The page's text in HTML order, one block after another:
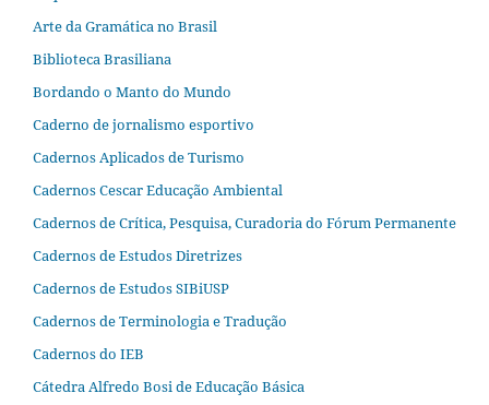
Arte da Gramática no Brasil
Biblioteca Brasiliana
Bordando o Manto do Mundo
Caderno de jornalismo esportivo
Cadernos Aplicados de Turismo
Cadernos Cescar Educação Ambiental
Cadernos de Crítica, Pesquisa, Curadoria do Fórum Permanente
Cadernos de Estudos Diretrizes
Cadernos de Estudos SIBiUSP
Cadernos de Terminologia e Tradução
Cadernos do IEB
Cátedra Alfredo Bosi de Educação Básica